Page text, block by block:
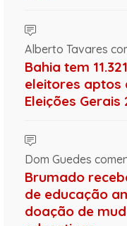
Alberto Tavares
Bahia tem
eleitores aptos
Eleições Gerais
Dom Guedes
Brumado
de educação
doação de